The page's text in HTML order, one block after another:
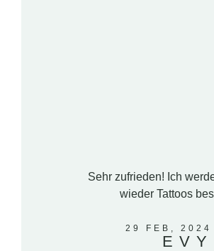
Sehr zufrieden! Ich
wieder Tattoos
29 FEB, 2024
EVY